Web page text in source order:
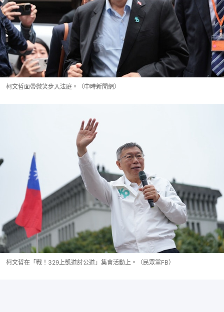
柯文哲面帶微笑步入法庭。（中時新聞網）
柯文哲在「戰！329上凱道討公道」集會活動上。（民眾黨FB）